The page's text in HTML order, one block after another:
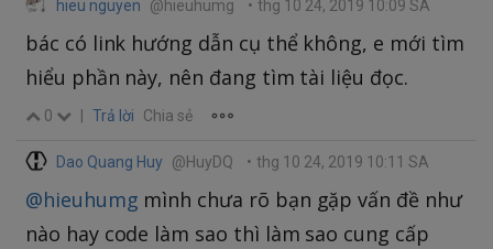
hieu nguyen @hieuhumg • thg 10 24, 2019 10:09 SA
bác có link hướng dẫn cụ thể không, e mới tìm
hiểu phần này, nên đang tìm tài liệu đọc.
0 Trả lời Chia sẻ
Dao Quang Huy @HuyDQ • thg 10 24, 2019 10:11 SA
@hieuhumg mình chưa rõ bạn gặp vấn đề như
nào hay code làm sao thì làm sao cung cấp